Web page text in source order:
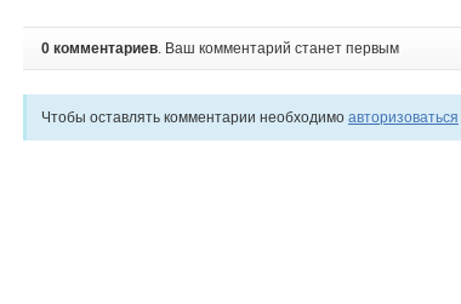
0 комментариев. Ваш комментарий станет первым
Чтобы оставлять комментарии необходимо авторизоваться